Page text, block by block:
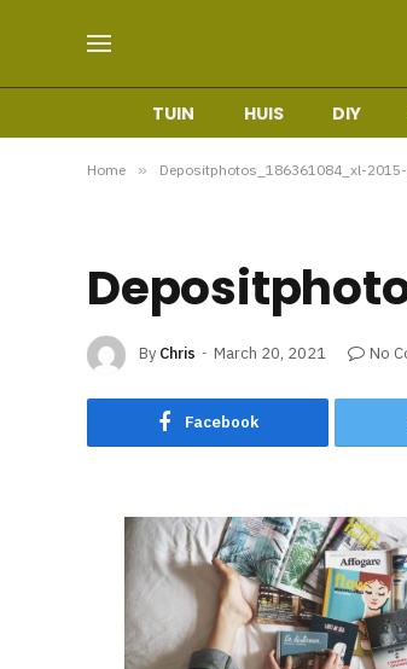
TUIN HUIS DIY
Home » Depositphotos_186361084_xl-
By Chris March 20, 2021 No
Facebook